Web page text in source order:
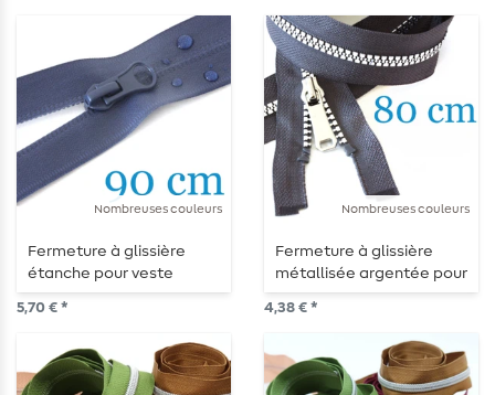
Nombreuses couleurs
Fermeture à glissière
étanche pour veste
d'extérieur divisible 90 cm
5,70 € *
Nombreuses couleurs
Fermeture à glissière
métallisée argentée pour
vestes, divisible 80 cm
4,38 € *